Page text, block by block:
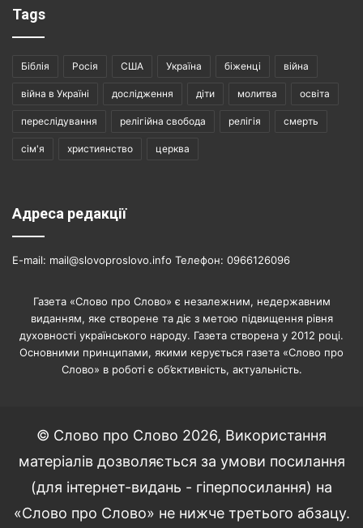
Tags
Біблія Росія США Україна біженці війна
війна в Україні дослідження діти молитва освіта
переслідування релігійна свобода релігія смерть
сім'я християнство церква
Адреса редакції
E-mail: mail@slovoproslovo.info Телефон: 0966126096
Газета «Слово про Слово» є незалежним, недержавним
виданням, яке створене та діє з метою підвищення рівня
духовності українського народу. Газета створена у 2012 році.
Основними принципами, якими керується газета «Слово про
Слово» в роботі є об’єктивність, актуальність.
© Слово про Слово 2026, Використання
матеріалів дозволяється за умови посилання
(для інтернет-видань - гіперпосилання) на
«Слово про Слово» не нижче третього абзацу.